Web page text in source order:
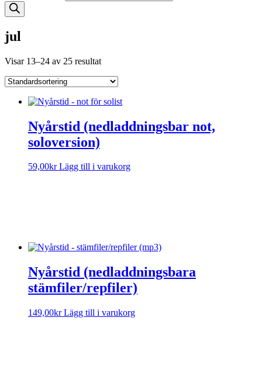
jul
Visar 13–24 av 25 resultat
Nyårstid (nedladdningsbar not,
soloversion)
59,00kr Lägg till i varukorg
Nyårstid (nedladdningsbara
stämfiler/repfiler)
149,00kr Lägg till i varukorg